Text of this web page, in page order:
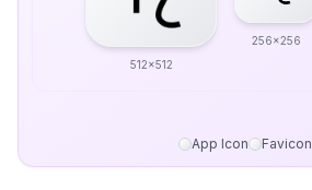
512x512
256x256
App Icon Favicon